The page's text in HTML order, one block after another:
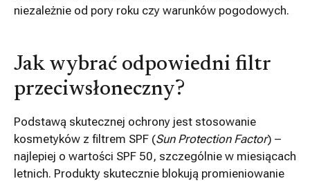
niezależnie od pory roku czy warunków pogodowych.
Jak wybrać odpowiedni filtr
przeciwsłoneczny?
Podstawą skutecznej ochrony jest stosowanie
kosmetyków z filtrem SPF (Sun Protection Factor) –
najlepiej o wartości SPF 50, szczególnie w miesiącach
letnich. Produkty skutecznie blokują promieniowanie